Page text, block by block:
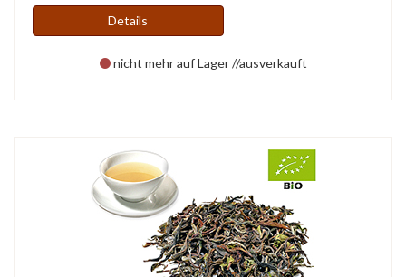
Details
nicht mehr auf Lager //ausverkauft